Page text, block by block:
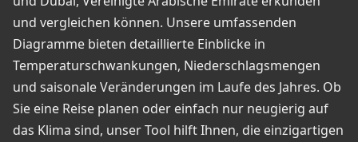
und vergleichen können. Unsere umfassenden
Diagramme bieten detaillierte Einblicke in
Temperaturschwankungen, Niederschlagsmengen
und saisonale Veränderungen im Laufe des Jahres. Ob
Sie eine Reise planen oder einfach nur neugierig auf
das Klima sind, unser Tool hilft Ihnen, die einzigartigen